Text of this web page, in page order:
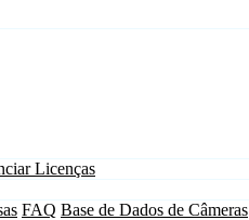
Licenças
FAQ Base de Dados de Câmeras